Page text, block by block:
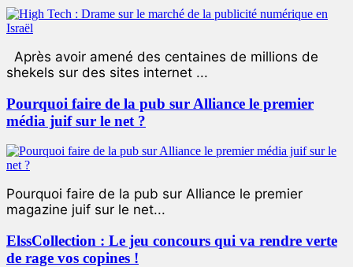
Après avoir amené des centaines de millions de
shekels sur des sites internet ...
Pourquoi faire de la pub sur Alliance le premier
média juif sur le net ?
Pourquoi faire de la pub sur Alliance le premier
magazine juif sur le net...
ElssCollection : Le jeu concours qui va rendre verte
de rage vos copines !